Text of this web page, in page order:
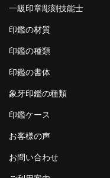
一級印章彫刻技能士
印鑑の材質
印鑑の種類
印鑑の書体
象牙印鑑の種類
印鑑ケース
お客様の声
お問い合わせ